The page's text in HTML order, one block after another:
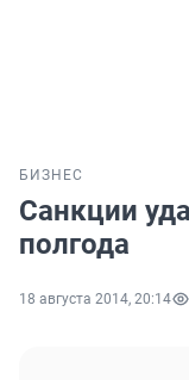
БИЗНЕС
Санкции
полгода
18 августа 2014, 20:14